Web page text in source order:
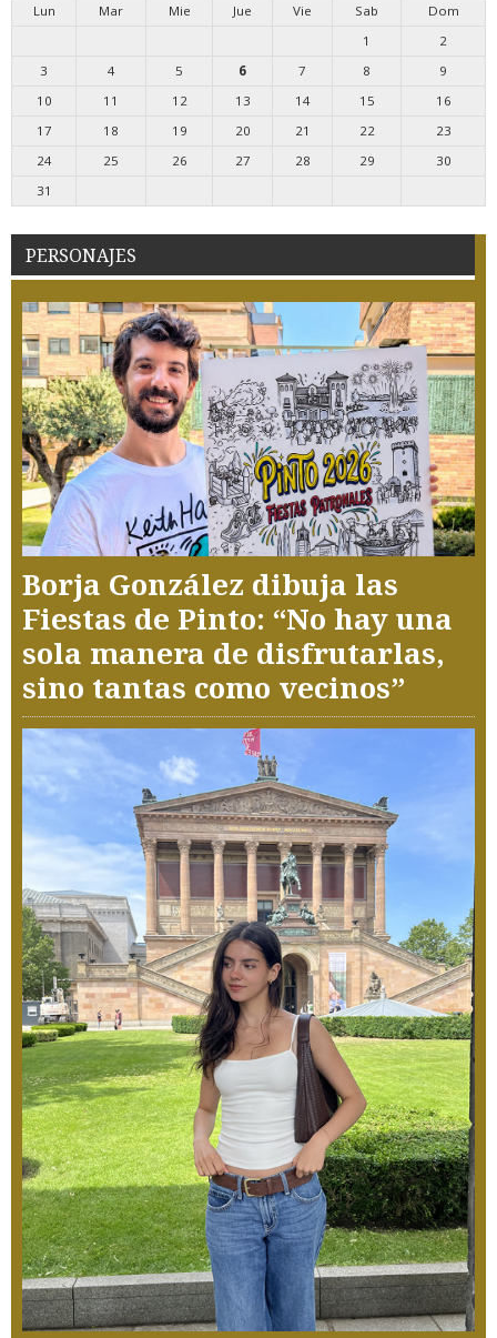
Lun
Mar Mie Jue Vie Sab
Dom
1
2
3
4 5 6 7 8
9
10
11 12 13 14 15
16
17
18 19 20 21 22
23
24
25 26 27 28 29
30
31
PERSONAJES
Borja González dibuja las
Fiestas de Pinto: “No hay una
sola manera de disfrutarlas,
sino tantas como vecinos”